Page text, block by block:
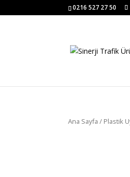
0216 527 27 50
Ana Sayfa / Plastik